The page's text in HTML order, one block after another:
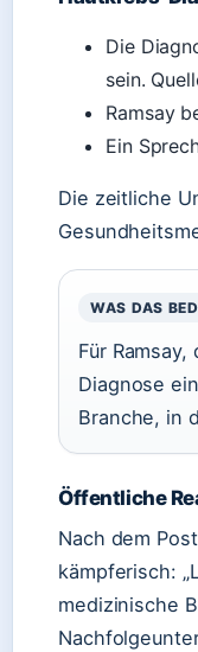
Die
sein.
Ramsay
Ein
Die zeitliche
WAS DAS
Für
Diagnose
Branche, in
Öffentliche
Nach dem
kämpferisch:
medizinische